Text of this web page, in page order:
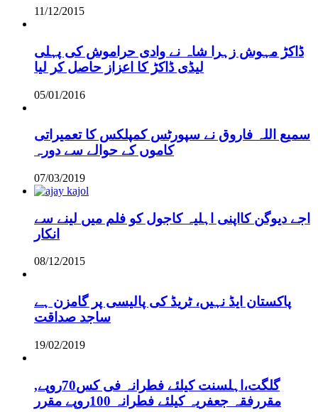
11/12/2015
ڈاکڑ مہوش زہرا شاہ نے وادی حراموش کی پہلی
لیڈی ڈاکڑ کا اعزاز حاصل کر لیا
05/01/2016
سمیع اللہ فاروق نے سپورٹس کمپلکس کا تعمیراتی
کاموں کے حوالے سے دورہ
07/03/2019
اجے دیوگن کااپنی اہلیہ کاجول کو فلم میں لینے سے
انکار
08/12/2015
پاکستان ایڈ نہیں، ٹریڈ کی پالیسی پر گامزن ہے
ساجد صداقت
19/02/2019
,گلگت،اہلسنت کیلئے فطرانہ فی کس70روپے
مقررفقہ جعفریہ کیلئے فطرانہ 100روپے مقرر